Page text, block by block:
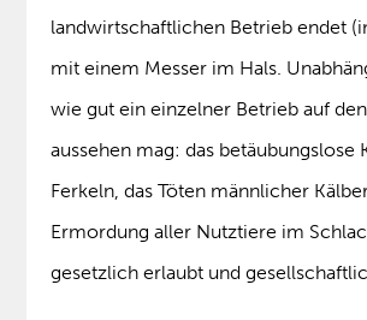
landwirtschaftlichen Betrieb endet
mit einem Messer im Hals.
wie gut ein einzelner Betrieb auf
aussehen mag: das betäubungslose
Ferkeln, das Töten männlicher
Ermordung aller Nutztiere im
gesetzlich erlaubt und